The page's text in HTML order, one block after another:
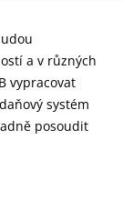
a v různých
vypracovat
systém
posoudit